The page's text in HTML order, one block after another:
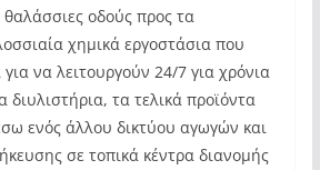
οδούς προς τα
χημικά εργοστάσια που
να λειτουργούν 24/7 για χρόνια
τα τελικά προϊόντα
ενός άλλου δικτύου αγωγών και
σε τοπικά κέντρα διανομής